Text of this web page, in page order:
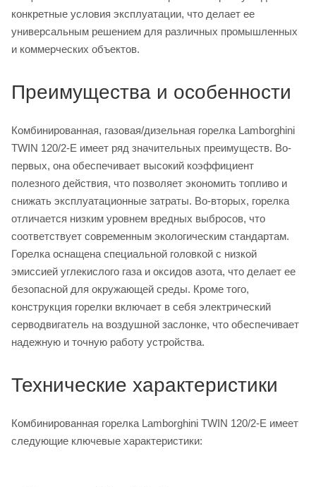
конкретные условия эксплуатации, что делает ее
универсальным решением для различных промышленных
и коммерческих объектов.
Преимущества и особенности
Комбинированная, газовая/дизельная горелка Lamborghini
TWIN 120/2-E имеет ряд значительных преимуществ. Во-
первых, она обеспечивает высокий коэффициент
полезного действия, что позволяет экономить топливо и
снижать эксплуатационные затраты. Во-вторых, горелка
отличается низким уровнем вредных выбросов, что
соответствует современным экологическим стандартам.
Горелка оснащена специальной головкой с низкой
эмиссией углекислого газа и оксидов азота, что делает ее
безопасной для окружающей среды. Кроме того,
конструкция горелки включает в себя электрический
серводвигатель на воздушной заслонке, что обеспечивает
надежную и точную работу устройства.
Технические характеристики
Комбинированная горелка Lamborghini TWIN 120/2-E имеет
следующие ключевые характеристики: